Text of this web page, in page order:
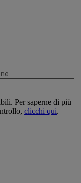
Per saperne di più
clicchi qui.